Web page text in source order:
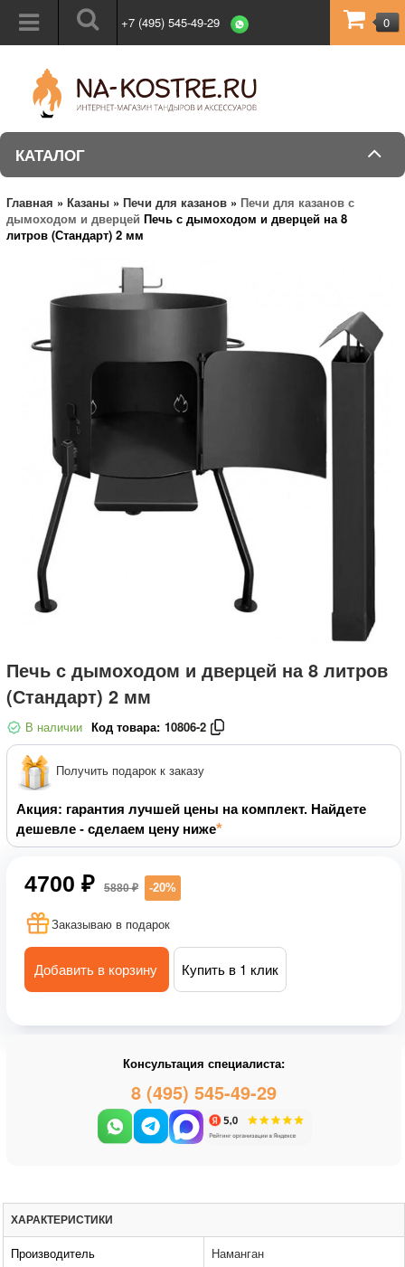
+7 (495) 545-49-29 0
КАТАЛОГ
Главная » Казаны » Печи для казанов » Печи для казанов с
дымоходом и дверцей Печь с дымоходом и дверцей на 8
литров (Стандарт) 2 мм
Печь с дымоходом и дверцей на 8 литров
(Стандарт) 2 мм
В наличии Код товара: 10806-2
Получить подарок к заказу
Акция: гарантия лучшей цены на комплект. Найдете
дешевле - сделаем цену ниже
4700 ₽ 5880 ₽ -20%
Заказываю в подарок
Добавить в корзину Купить в 1 клик
Консультация специалиста:
8 (495) 545-49-29
ХАРАКТЕРИСТИКИ
Производитель
Наманган